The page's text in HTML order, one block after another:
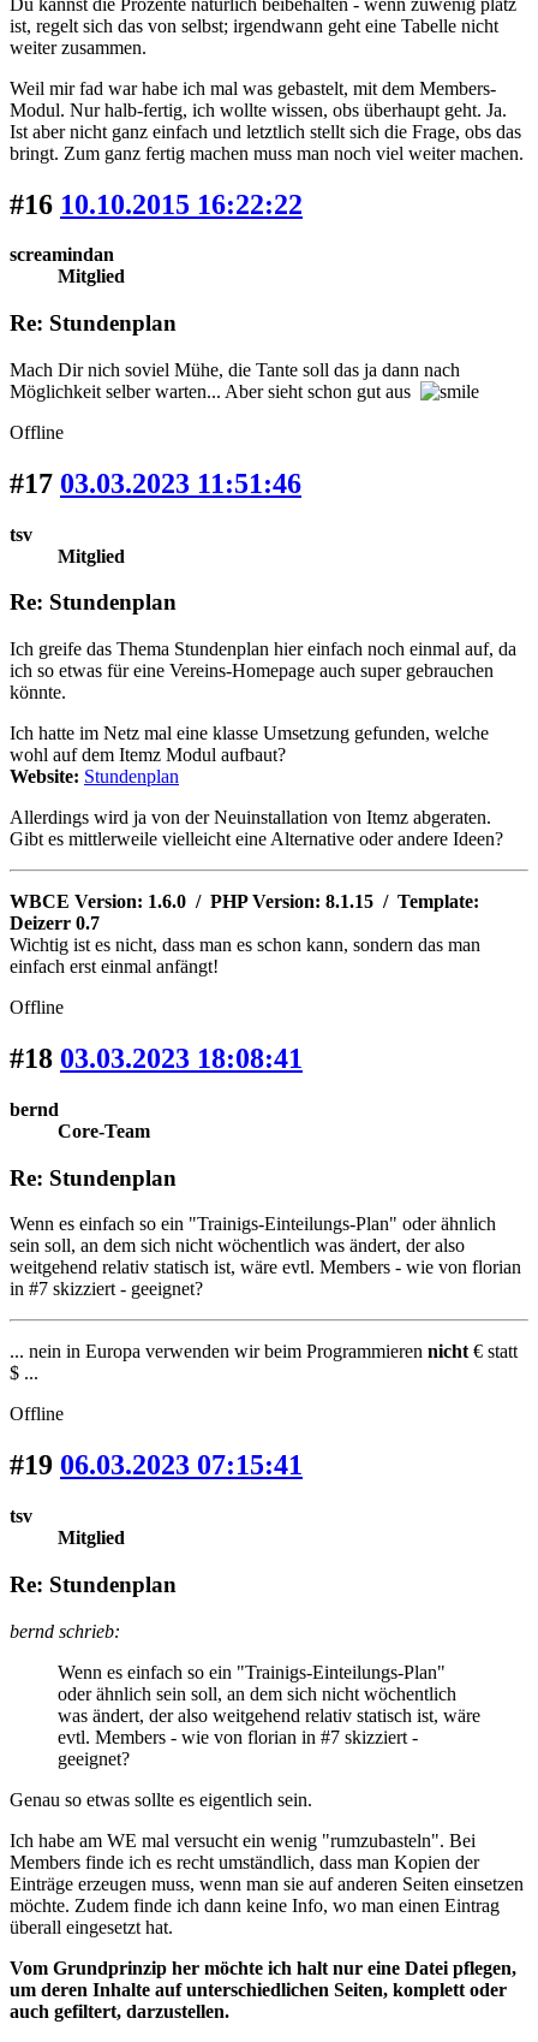
ist, regelt sich das von selbst; irgendwann geht eine Tabelle nicht
weiter zusammen.
Weil mir fad war habe ich mal was gebastelt, mit dem Members-
Modul. Nur halb-fertig, ich wollte wissen, obs überhaupt geht. Ja.
Ist aber nicht ganz einfach und letztlich stellt sich die Frage, obs das
bringt. Zum ganz fertig machen muss man noch viel weiter machen.
#16 10.10.2015 16:22:22
screamindan
Mitglied
Re: Stundenplan
Mach Dir nich soviel Mühe, die Tante soll das ja dann nach
Möglichkeit selber warten... Aber sieht schon gut aus
Offline
#17 03.03.2023 11:51:46
tsv
Mitglied
Re: Stundenplan
Ich greife das Thema Stundenplan hier einfach noch einmal auf, da
ich so etwas für eine Vereins-Homepage auch super gebrauchen
könnte.
Ich hatte im Netz mal eine klasse Umsetzung gefunden, welche
wohl auf dem Itemz Modul aufbaut?
Website: Stundenplan
Allerdings wird ja von der Neuinstallation von Itemz abgeraten.
Gibt es mittlerweile vielleicht eine Alternative oder andere Ideen?
WBCE Version: 1.6.0 / PHP Version: 8.1.15 / Template:
Deizerr 0.7
Wichtig ist es nicht, dass man es schon kann, sondern das man
einfach erst einmal anfängt!
Offline
#18 03.03.2023 18:08:41
bernd
Core-Team
Re: Stundenplan
Wenn es einfach so ein "Trainigs-Einteilungs-Plan" oder ähnlich
sein soll, an dem sich nicht wöchentlich was ändert, der also
weitgehend relativ statisch ist, wäre evtl. Members - wie von florian
in #7 skizziert - geeignet?
... nein in Europa verwenden wir beim Programmieren nicht € statt
$ ...
Offline
#19 06.03.2023 07:15:41
tsv
Mitglied
Re: Stundenplan
bernd schrieb:
Wenn es einfach so ein "Trainigs-Einteilungs-Plan"
oder ähnlich sein soll, an dem sich nicht wöchentlich
was ändert, der also weitgehend relativ statisch ist, wäre
evtl. Members - wie von florian in #7 skizziert -
geeignet?
Genau so etwas sollte es eigentlich sein.
Ich habe am WE mal versucht ein wenig "rumzubasteln". Bei
Members finde ich es recht umständlich, dass man Kopien der
Einträge erzeugen muss, wenn man sie auf anderen Seiten einsetzen
möchte. Zudem finde ich dann keine Info, wo man einen Eintrag
überall eingesetzt hat.
Vom Grundprinzip her möchte ich halt nur eine Datei pflegen,
um deren Inhalte auf unterschiedlichen Seiten, komplett oder
auch gefiltert, darzustellen.